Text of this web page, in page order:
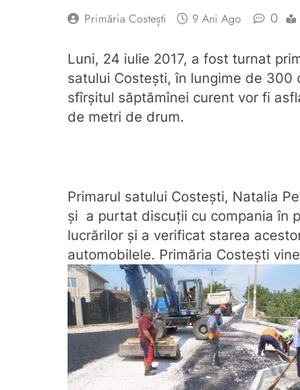
Primăria Costești 9 Ani Ago 0
Luni, 24 iulie 2017, a fost turnat
satului Costești, în lungime de 300
sfîrșitul săptămînei curent vor fi
de metri de drum.
Primarul satului Costești, Natalia
și a purtat discuții cu compania în
lucrărilor și a verificat starea
automobilele. Primăria Costești